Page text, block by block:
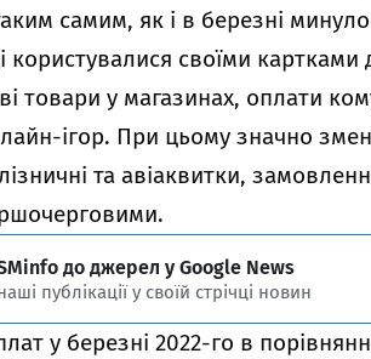
самим, як і в березні
користувалися своїми
товари у магазинах, оплати
ігор. При цьому значно
та авіаквитки,
до джерел у Google News
публікації у своїй стрічці новин
у березні 2022-го в